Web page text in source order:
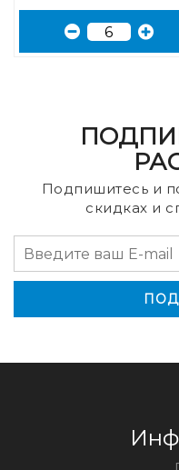
Подпишитесь и
скидках и